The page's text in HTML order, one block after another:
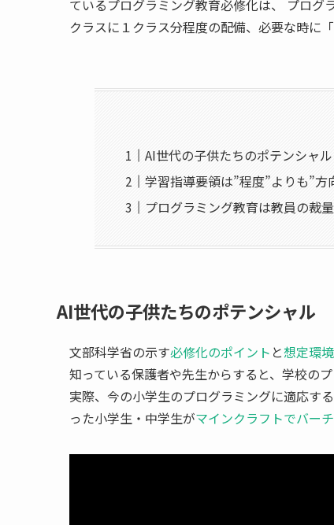
ているプログラミング教育必修化は、 プログ
クラスに１クラス分程度の配備、必要な時に
AI世代の子供たちのポテンシャル
学習指導要領は”程度”よりも”方
プログラミング教育は教員の裁
AI世代の子供たちのポテンシャル
文部科学省の示す必修化のポイント と想定環境
知っている保護者や先生からすると、学校の
実際、今の小学生のプログラミングに適応す
った小学生・中学生がマインクラフトでバー